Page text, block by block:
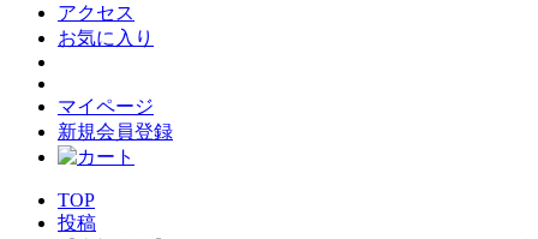
アクセス
お気に入り
マイページ
新規会員登録
TOP
投稿